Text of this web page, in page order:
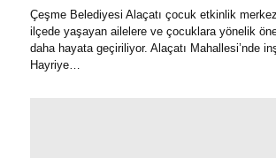
Çeşme Belediyesi Alaçatı çocuk etkinlik
ilçede yaşayan ailelere ve çocuklara yönelik
daha hayata geçiriliyor. Alaçatı Mahallesi’nde
Hayriye…